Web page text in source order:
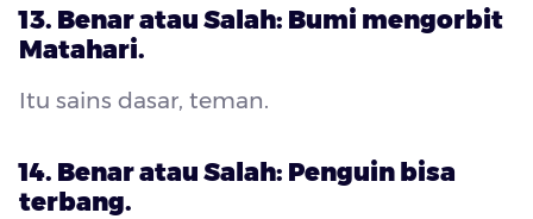
13. Benar atau Salah: Bumi mengorbit
Matahari.
Itu sains dasar, teman.
14. Benar atau Salah: Penguin bisa
terbang.